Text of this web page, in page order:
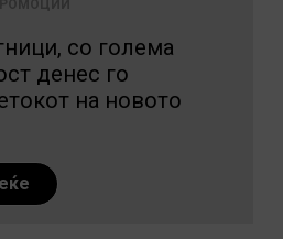
cо голема
денес го
на новото